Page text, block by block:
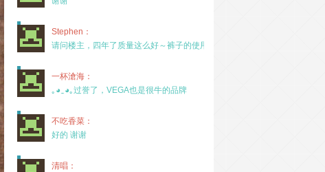
Stephen：
请问楼主，四年了质量这么好～裤子的使用率高吗？
一杯滄海：
｡◕‿◕｡过誉了，VEGA也是很牛的品牌
不吃香菜：
好的 谢谢
清唱：